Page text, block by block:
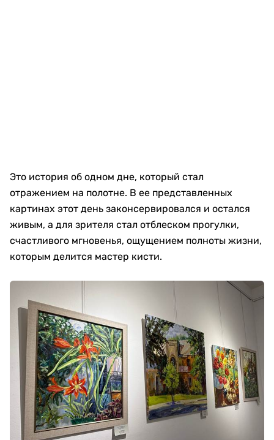
Это история об одном дне, который стал
отражением на полотне. В ее представленных
картинах этот день законсервировался и остался
живым, а для зрителя стал отблеском прогулки,
счастливого мгновенья, ощущением полноты жизни,
которым делится мастер кисти.